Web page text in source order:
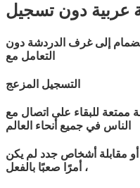
عربية دون تسجيل
إلى غرف الدردشة دون
التعامل مع
التسجيل المزعج
للبقاء على اتصال مع
الناس في جميع أنحاء العالم
مقابلة أشخاص جدد لم يكن
أمرًا صعبًا بالفعل ،